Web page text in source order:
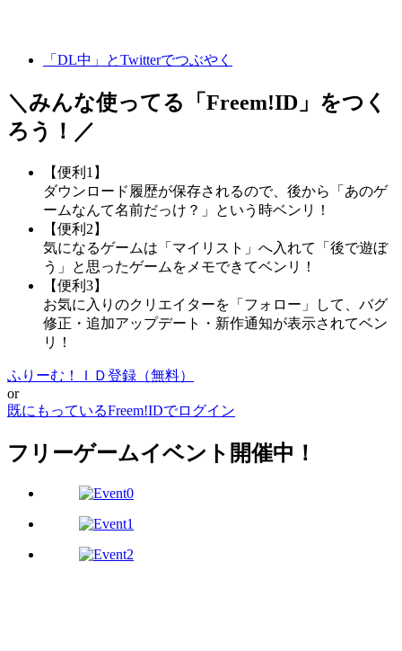
「DL中」とTwitterでつぶやく
＼みんな使ってる「 Freem!ID 」をつく
ろう！／
【便利1】
ダウンロード履歴が保存されるので、後から「あのゲ
ームなんて名前だっけ？」という時ベンリ！
【便利2】
気になるゲームは「マイリスト」へ入れて「後で遊ぼ
う」と思ったゲームをメモできてベンリ！
【便利3】
お気に入りのクリエイターを「フォロー」して、バグ
修正・追加アップデート・新作通知が表示されてベン
リ！
ふりーむ！ＩＤ登録（無料）
or
既にもっているFreem!IDでログイン
フリーゲームイベント開催中！